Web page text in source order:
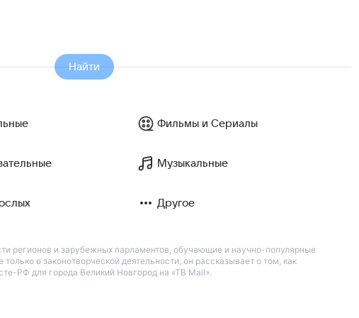
Найти
Фильмы и Сериалы
Музыкальные
Другое
регионов и зарубежных парламентов, обучающие и научно-популярные
о законотворческой деятельности, он рассказывает о том, как
РФ для города Великий Новгород на «ТВ Mail».